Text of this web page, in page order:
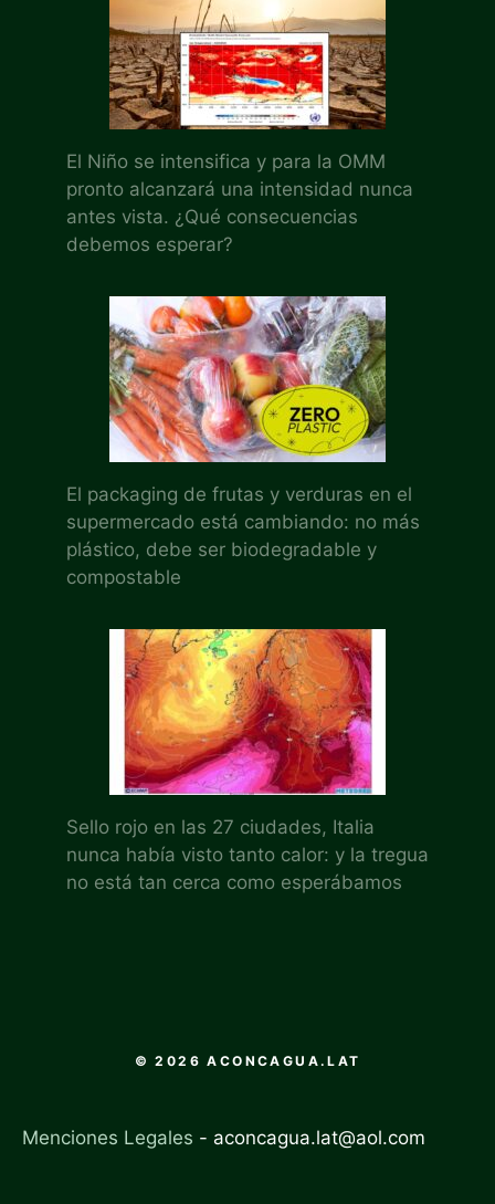
El Niño se intensifica y para la OMM
pronto alcanzará una intensidad nunca
antes vista. ¿Qué consecuencias
debemos esperar?
El packaging de frutas y verduras en el
supermercado está cambiando: no más
plástico, debe ser biodegradable y
compostable
Sello rojo en las 27 ciudades, Italia
nunca había visto tanto calor: y la tregua
no está tan cerca como esperábamos
© 2026 ACONCAGUA.LAT
Menciones Legales - aconcagua.lat@aol.com